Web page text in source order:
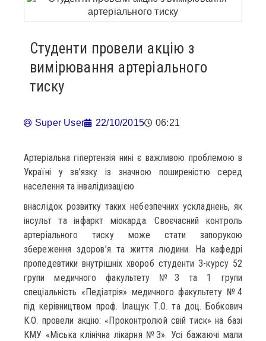
Студенти провели акцію з
вимірювання артеріального
тиску
Super User 22/10/2015 06:21
Артеріальна гіпертензія нині є важливою проблемою в
Україні у зв’язку із значною поширеністю серед
населення та інвалідизацією
внаслідок розвитку таких небезпечних ускладнень, як
інсульт та інфаркт міокарда. Своєчасний контроль
артеріального тиску може стати запорукою
збереження здоров’я та життя людини. На кафедрі
пропедевтики внутрішніх хвороб студенти 3-курсу 52
групи медичного факультету №3 та 1 групи
спеціальність «Педіатрія» медичного факультету №4
під керівництвом проф. Ілащук Т.О. та доц. Бобкович
К.О. провели акцію: «Проконтролюй свій тиск» на базі
КМУ «Міська клінічна лікарня №3». Усі бажаючі мали